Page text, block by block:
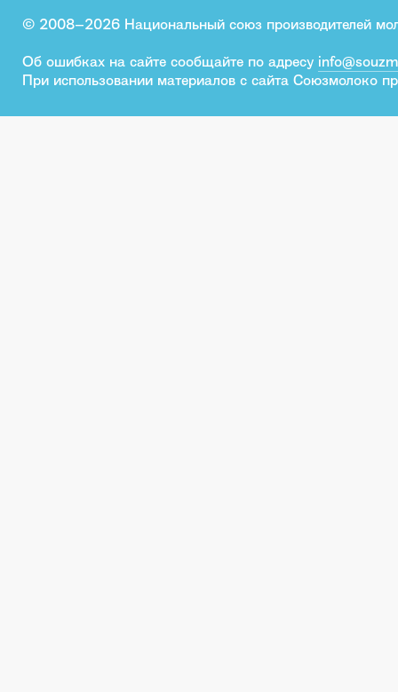
© 2008–2026 Национальный союз производителей
Об ошибках на сайте сообщайте по адресу
При использовании материалов с сайта Союзмолоко